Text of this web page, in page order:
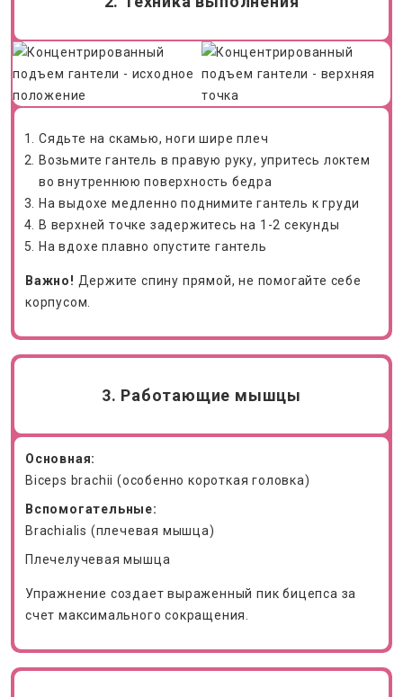
Сядьте на скамью, ноги шире плеч
Возьмите гантель в правую руку, упритесь локтем
во внутреннюю поверхность бедра
На выдохе медленно поднимите гантель к груди
В верхней точке задержитесь на 1-2 секунды
На вдохе плавно опустите гантель
Важно! Держите спину прямой, не помогайте себе
корпусом.
3. Работающие мышцы
Основная:
Biceps brachii (особенно короткая головка)
Вспомогательные:
Brachialis (плечевая мышца)
Плечелучевая мышца
Упражнение создает выраженный пик бицепса за
счет максимального сокращения.